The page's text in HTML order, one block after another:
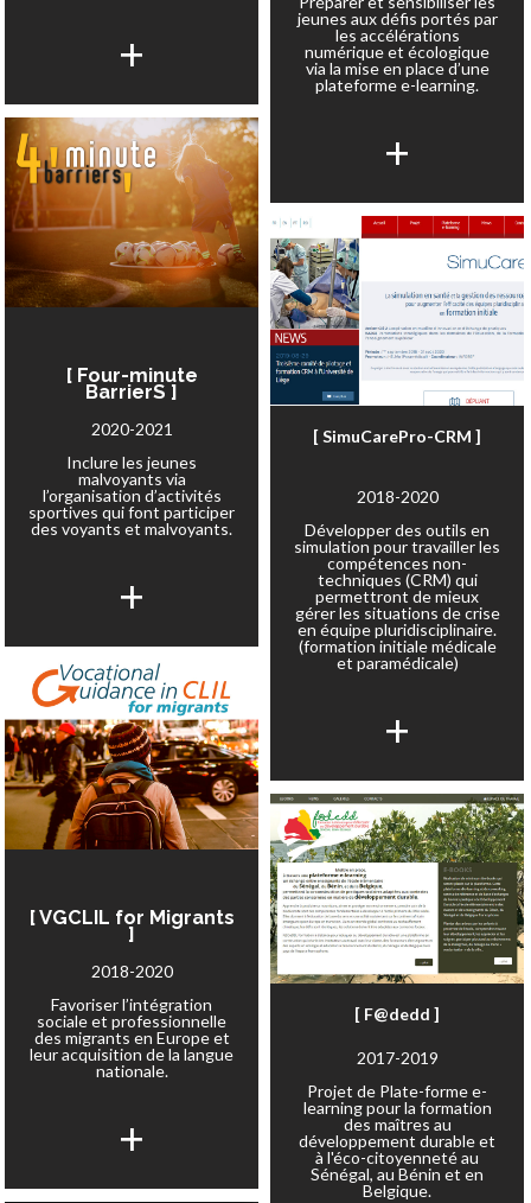
+
jeunes aux défis portés par
les accélérations
numérique et écologique
via la mise en place d’une
plateforme e-learning.
+
[ Four-minute
BarrierS ]
2020-2021
Inclure les jeunes
malvoyants via
l’organisation d’activités
sportives qui font participer
des voyants et malvoyants.
+
[ SimuCarePro-CRM ]
2018-2020
Développer des outils en
simulation pour travailler les
compétences non-
techniques (CRM) qui
permettront de mieux
gérer les situations de crise
en équipe pluridisciplinaire.
(formation initiale médicale
et paramédicale)
+
[ VGCLIL for Migrants
]
2018-2020
Favoriser l’intégration
sociale et professionnelle
des migrants en Europe et
leur acquisition de la langue
nationale.
+
[ F@dedd ]
2017-2019
Projet de Plate-forme e-
learning pour la formation
des maîtres au
développement durable et
à l'éco-citoyenneté au
Sénégal, au Bénin et en
Belgique.